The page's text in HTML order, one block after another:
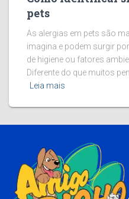
pets
As alergias em pets são
imagina e podem surgir
de higiene ou fatores
Diferente do que muitos
Leia mais